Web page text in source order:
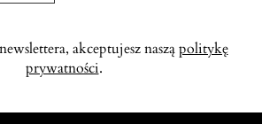
akceptujesz nasząpolitykę
prywatności.